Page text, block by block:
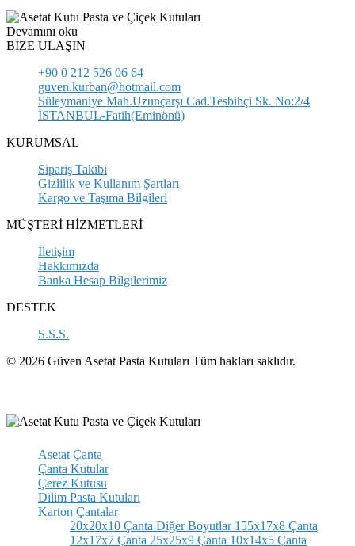
Devamını oku
BİZE ULAŞIN
+90 0 212 526 06 64
guven.kurban@hotmail.com
Süleymaniye Mah.Uzunçarşı Cad.Tesbihçi Sk. No:2/4
İSTANBUL-Fatih(Eminönü)
KURUMSAL
Sipariş Takibi
Gizlilik ve Kullanım Şartları
Kargo ve Taşıma Bilgileri
MÜŞTERİ HİZMETLERİ
İletişim
Hakkımızda
Banka Hesap Bilgilerimiz
DESTEK
S.S.S.
© 2026 Güven Asetat Pasta Kutuları Tüm hakları saklıdır.
Asetat Çanta
Çanta Kutular
Çerez Kutusu
Dilim Pasta Kutuları
Karton Çantalar
20x20x10 Çanta Diğer Boyutlar155x17x8 Çanta
12x17x7 Çanta 25x25x9 Çanta 10x14x5 Çanta